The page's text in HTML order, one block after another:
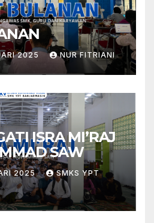
2025 NUR FITRIANI
ISRA MI’RAJ
SAW
2025 SMKS YPT